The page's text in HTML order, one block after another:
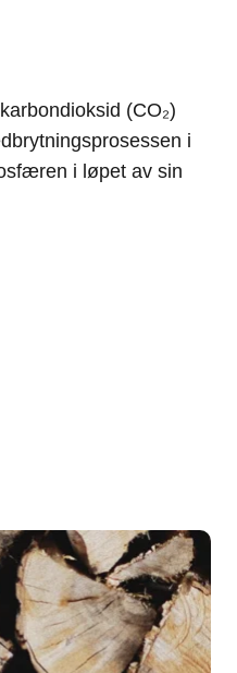
(CO₂)
i
i løpet av sin